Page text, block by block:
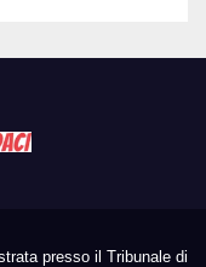
presso il Tribunale di